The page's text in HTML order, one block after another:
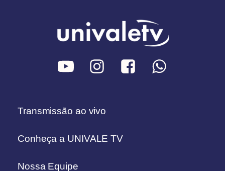
Transmissão ao vivo
Conheça a UNIVALE TV
Nossa Equipe